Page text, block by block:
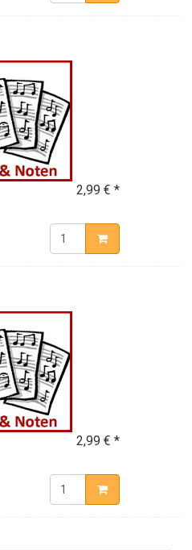
2,99 € *
2,99 € *